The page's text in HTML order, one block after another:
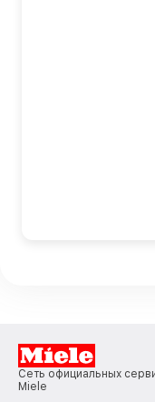
Сеть официальных
Miele